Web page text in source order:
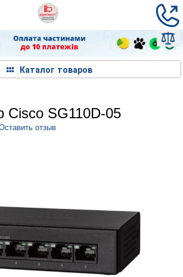
Каталог товаров
Cisco SG110D-05
отзыв